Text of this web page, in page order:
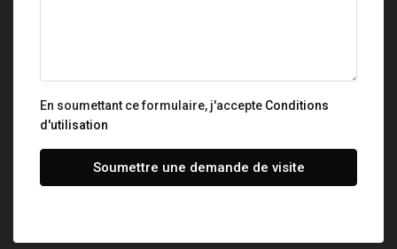
En soumettant ce formulaire, j'accepte Conditions
d'utilisation
Soumettre une demande de visite